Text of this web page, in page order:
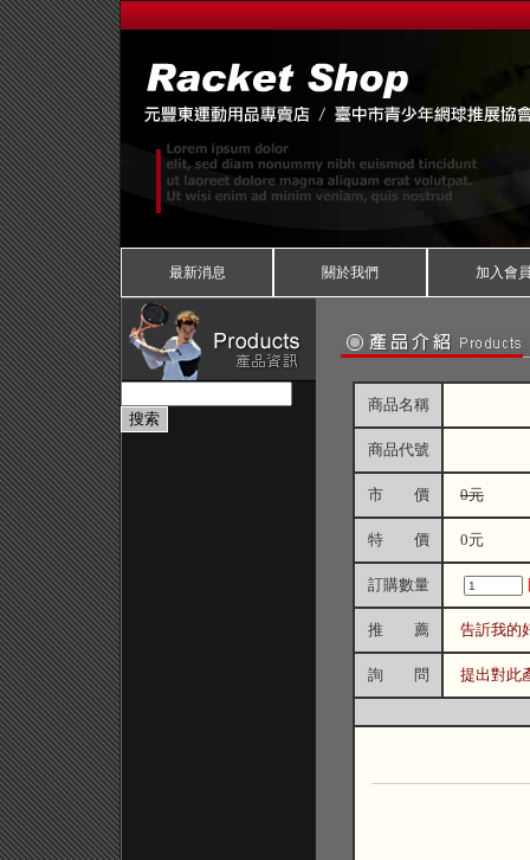
最新消息 關於我們 加入會
商品名稱
商品代號
市 價 0元
特 價 0元
訂購數量
推 薦 告訢我的
詢 問 提出對此